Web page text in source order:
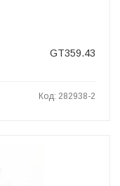
GT359.43
Код: 282938-2